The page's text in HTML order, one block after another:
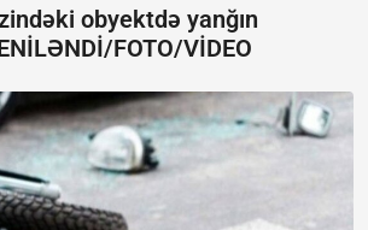
obyektdə yanğın
FOTO/VİDEO